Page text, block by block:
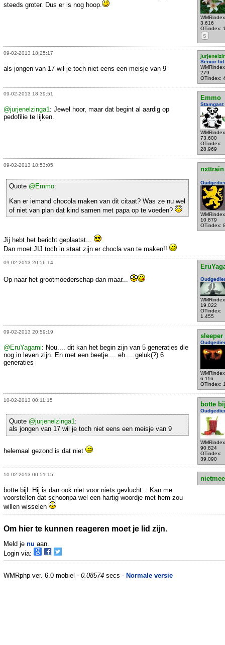
3.616
OTindex:
S
steeds groter. Dus er is nog hoop.
09-02-2013 18:25:17
Senior lid
279
OTindex:
als jongen van 17 wil je toch niet eens een meisje van 9
09-02-2013 18:39:51
Emmo
Stamgast
73.600
OTindex:
28.969
@jurjenelzinga1: Jewel hoor, maar dat begint al aardig op
pedofilie te lijken.
09-02-2013 18:53:05
nxttrain
10.879
OTindex:
Quote @Emmo:
Kan er iemand chocola maken van dit citaat? Was ze nu wel
of niet van plan dat kind samen met papa op te voeden?
Jij hebt het bericht geplaatst...
Dan moet JIJ toch in staat zijn er chocla van te maken!!
09-02-2013 20:56:14
19.022
OTindex:
1.455
Op naar het grootmoederschap dan maar...
09-02-2013 20:59:19
sleeper
6.116
OTindex:
@EruYagami: Nou.... dit kan het begin zijn van 5 generaties die
nog in leven zijn. En met een beetje.... eh.... geluk(?) 6
generaties
10-02-2013 00:11:15
botte
90.824
OTindex:
39.090
Quote @jurjenelzinga1 :
als jongen van 17 wil je toch niet eens een meisje van 9
helemaal gezond is dat niet
10-02-2013 00:51:15
botte bijl: Hij is dan ook niet voor niets gevlucht... Kan me
voorstellen dat schoonpa wel een hartig woordje met hem zou
willen wisselen
Om hier te kunnen reageren moet je lid zijn.
Meld je nu aan.
Login via:
WMRphp ver. 6.0 mobiel - 0.08574 secs - Normale versie